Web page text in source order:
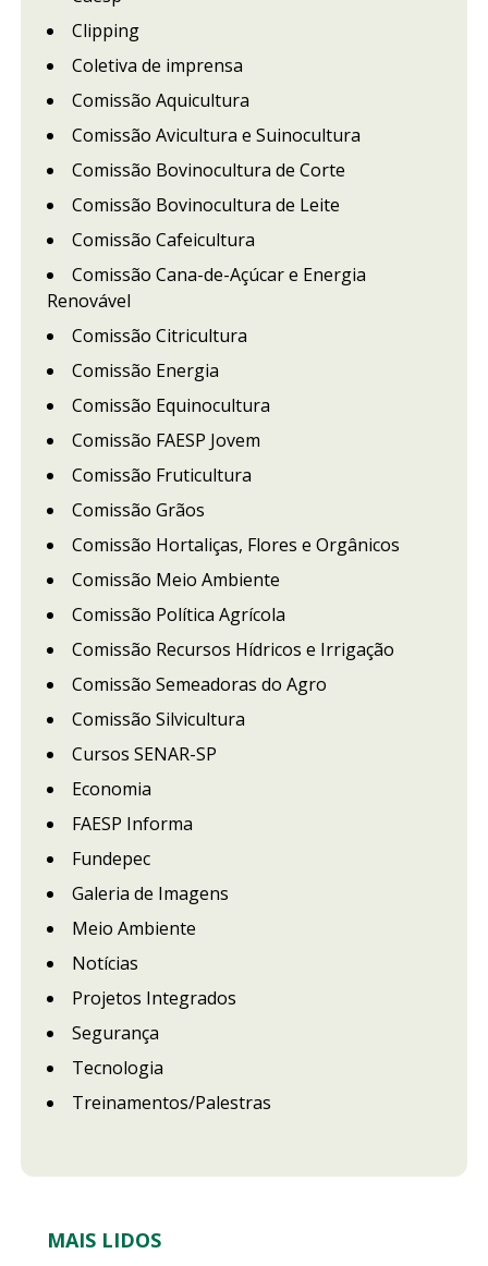
Clipping
Coletiva de imprensa
Comissão Aquicultura
Comissão Avicultura e Suinocultura
Comissão Bovinocultura de Corte
Comissão Bovinocultura de Leite
Comissão Cafeicultura
Comissão Cana-de-Açúcar e Energia
Renovável
Comissão Citricultura
Comissão Energia
Comissão Equinocultura
Comissão FAESP Jovem
Comissão Fruticultura
Comissão Grãos
Comissão Hortaliças, Flores e Orgânicos
Comissão Meio Ambiente
Comissão Política Agrícola
Comissão Recursos Hídricos e Irrigação
Comissão Semeadoras do Agro
Comissão Silvicultura
Cursos SENAR-SP
Economia
FAESP Informa
Fundepec
Galeria de Imagens
Meio Ambiente
Notícias
Projetos Integrados
Segurança
Tecnologia
Treinamentos/Palestras
MAIS LIDOS